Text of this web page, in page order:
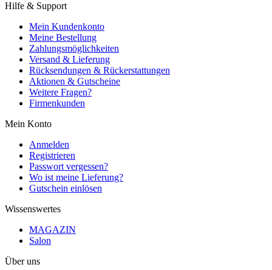
Hilfe & Support
Mein Kundenkonto
Meine Bestellung
Zahlungsmöglichkeiten
Versand & Lieferung
Rücksendungen & Rückerstattungen
Aktionen & Gutscheine
Weitere Fragen?
Firmenkunden
Mein Konto
Anmelden
Registrieren
Passwort vergessen?
Wo ist meine Lieferung?
Gutschein einlösen
Wissenswertes
MAGAZIN
Salon
Über uns